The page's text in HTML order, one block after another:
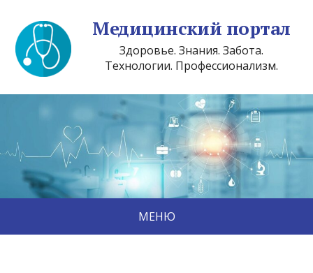
Медицинский портал
Здоровье. Знания. Забота.
Технологии. Профессионализм.
МЕНЮ